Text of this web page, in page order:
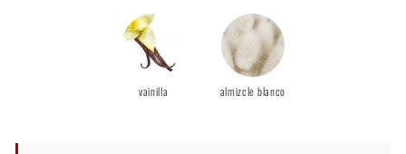
vainilla almizcle blanco